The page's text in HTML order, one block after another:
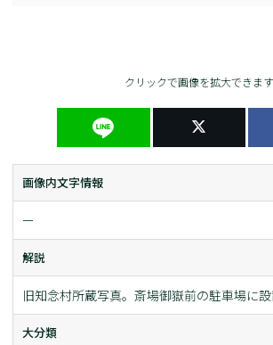
クリックで画像を拡大できます
画像内文字情報
ー
解説
旧知念村所蔵写真。斎場御嶽前の駐車場に設
大分類